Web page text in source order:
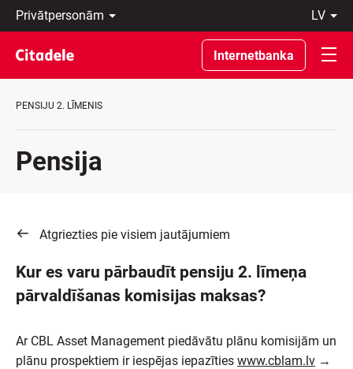
Privātpersonām
Uzņēmumiem
Private
Banking
Par
C
lv
Latviski
По-
русски
In
Internetbanka
PENSIJU 2. LĪMENIS
Pensija
Atgriezties pie visiem jautājumiem
Kur es varu pārbaudīt pensiju 2. līmeņa
pārvaldīšanas komisijas maksas?
Ar CBL Asset Management piedāvātu plānu komisijām un
plānu prospektiem ir iespējas iepazīties www.cblam.lv →